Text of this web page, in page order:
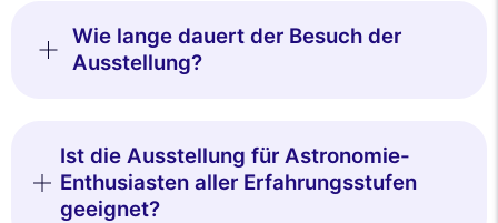
Wie lange dauert der Besuch der
Ausstellung?
Ist die Ausstellung für Astronomie-
Enthusiasten aller Erfahrungsstufen
geeignet?